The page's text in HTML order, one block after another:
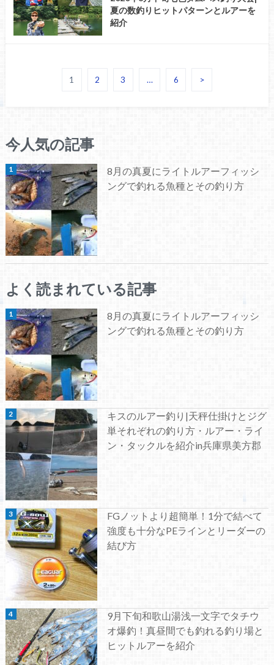
夏の数釣りヒットパターンとルアーを
紹介
1 2 3 … 6 >
今人気の記事
8月の真夏にライトルアーフィッシ
ングで釣れる魚種とその釣り方
よく読まれている記事
8月の真夏にライトルアーフィッシ
ングで釣れる魚種とその釣り方
キスのルアー釣り|天秤仕掛けとジグ
単それぞれの釣り方・ルアー・ライ
ン・タックルを紹介in兵庫県美方郡
FGノットより超簡単！1分で結べて
強度も十分なPEラインとリーダーの
結び方
9月下旬和歌山湯浅一文字でタチウ
オ爆釣！真昼間でも釣れる釣り場と
ヒットルアーを紹介